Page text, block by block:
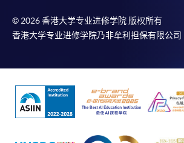
© 2026 香港大学专业进修学院 版权所有
香港大学专业进修学院乃非牟利担保有限公司